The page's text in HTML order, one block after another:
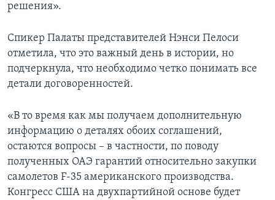
решения».
Спикер Палаты представителей Нэнси Пелоси
отметила, что это важный день в истории, но
подчеркнула, что необходимо четко понимать все
детали договоренностей.
«В то время как мы получаем дополнительную
информацию о деталях обоих соглашений,
остаются вопросы – в частности, по поводу
полученных ОАЭ гарантий относительно закупки
самолетов F-35 американского производства.
Конгресс США на двухпартийной основе будет